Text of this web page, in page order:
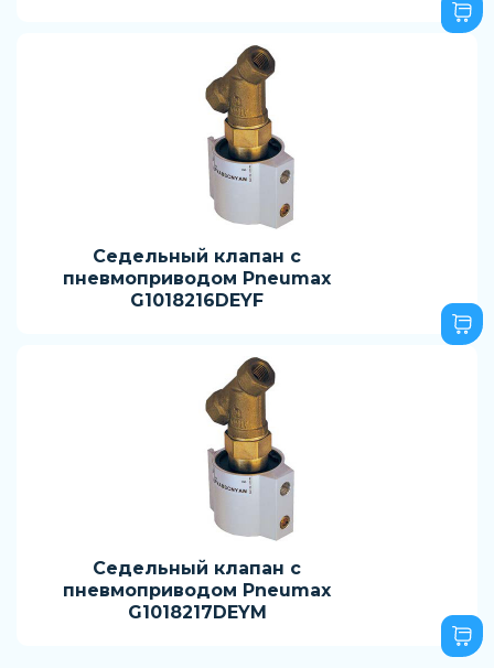
Седельный клапан с
пневмоприводом Pneumax
G1018216DEYF
Седельный клапан с
пневмоприводом Pneumax
G1018217DEYM